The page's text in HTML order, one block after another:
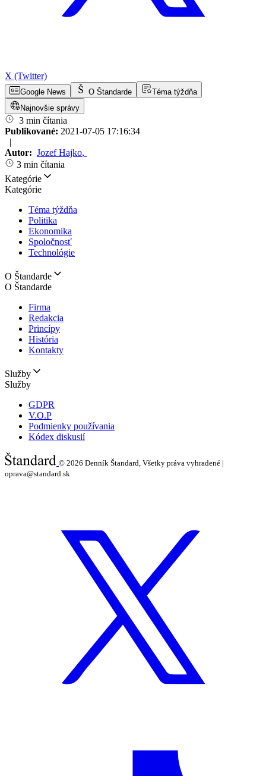
X (Twitter)
Google News O Štandarde
Téma týždňa
Najnovšie správy
3 min čítania
Publikované: 2021-07-05 17:16:34
|
Autor: Jozef Hajko,
3 min čítania
Kategórie
Kategórie
Téma týždňa
Politika
Ekonomika
Spoločnosť
Technológie
O Štandarde
O Štandarde
Firma
Redakcia
Princípy
História
Kontakty
Služby
Služby
GDPR
V.O.P
Podmienky používania
Kódex diskusií
© 2026 Denník Štandard, Všetky práva vyhradené |
oprava@standard.sk